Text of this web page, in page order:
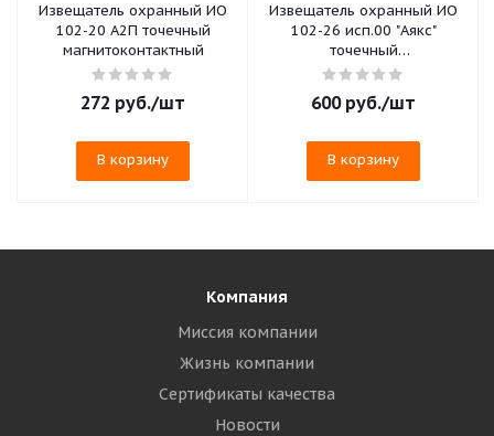
Извещатель охранный ИО
102-20 А2П точечный
магнитоконтактный
272 руб./шт
В корзину
Извещатель охранный ИО
102-26 исп.00 "Аякс"
точечный
магнитоконтактный
600руб./шт
В корзину
Компания
Миссия компании
Жизнь компании
Сертификаты качества
Новости